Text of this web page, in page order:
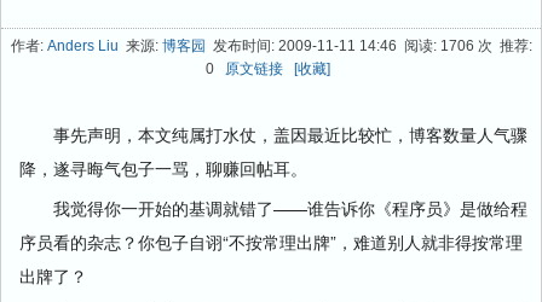
作者: Anders Liu 来源: 博客园 发布时间: 2009-11-11 14:46 阅读: 1706 次 推荐:
0
原文链接 [收藏]
事先声明，本文纯属打水仗，盖因最近比较忙，博客数量人气骤
降，遂寻晦气包子一骂，聊赚回帖耳。
我觉得你一开始的基调就错了——谁告诉你《程序员》是做给程
序员看的杂志？你包子自诩“不按常理出牌”，难道别人就非得按常理
出牌了？